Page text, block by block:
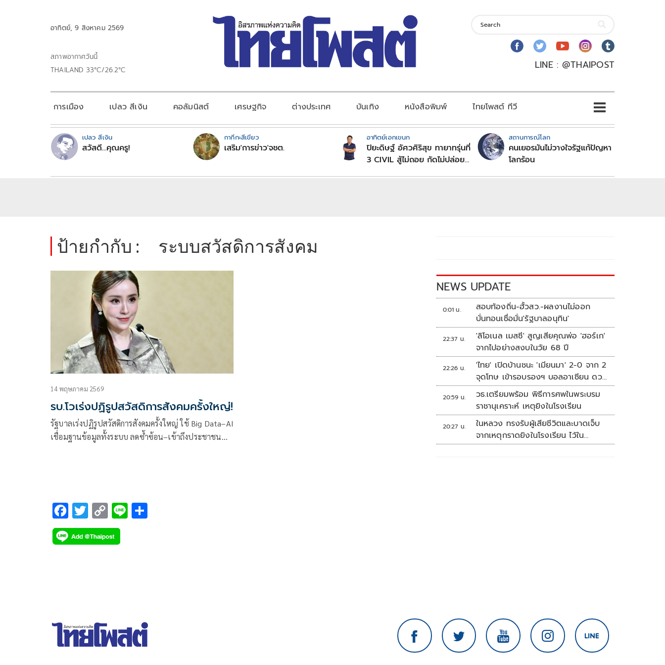
อาทิตย์, 9 สิงหาคม 2569
สภาพอากาศวันนี้
THAILAND 33°C/26.2°C
LINE : @THAIPOST
การเมือง เปลว สีเงิน คอลัมนิสต์ เศรษฐกิจ ต่างประเทศ บันเทิง หนังสือพิมพ์ ไทยโพสต์ ทีวี
เปลว สีเงิน
สวัสดี...คุณครู!
กากีกะสีเขียว
เสริม'การข่าว'จชต.
อาทิตย์เอกเขนก
ปิยะดิษฐ์ อัศวศิริสุข ทายาทรุ่นที่
3 CIVIL สู้ไม่ถอย กัดไม่ปล่อย
สถานการณ์โลก
คนเยอรมันไม่วางใจรัฐแก้ปัญหา
โลกร้อน
ป้ายกำกับ : ระบบสวัสดิการสังคม
14 พฤษภาคม 2569
รบ.โวเร่งปฏิรูปสวัสดิการสังคมครั้งใหญ่!
รัฐบาลเร่งปฏิรูปสวัสดิการสังคมครั้งใหญ่ ใช้ Big Data–AI
เชื่อมฐานข้อมูลทั้งระบบ ลดซ้ำซ้อน–เข้าถึงประชาชน
F
ac
e
T
wi
tt
C
o
p
Li
NEWS UPDATE
0:01 น.
สอบท้องถิ่น-ฮั้วสว.-ผลงานไม่ออก
บั่นทอนเชื่อมั่น'รัฐบาลอนุทิน'
22:37 น.
'ลิโอเนล เมสซี' สูญเสียคุณพ่อ 'ฮอร์เก'
จากไปอย่างสงบในวัย 68 ปี
22:26 น.
'ไทย' เปิดบ้านชนะ 'เมียนมา' 2-0 จาก 2
จุดโทษ เข้ารอบรองฯ บอลอาเซียน ดวล
'สิงคโปร์'
20:59 น.
วธ.เตรียมพร้อม พิธีการศพในพระบรม
ราชานุเคราะห์ เหตุยิงในโรงเรียน
20:27 น.
ในหลวง ทรงรับผู้เสียชีวิตและบาดเจ็บ
จากเหตุกราดยิงในโรงเรียน ไว้ใน
พระบรมราชานุเคราะห์